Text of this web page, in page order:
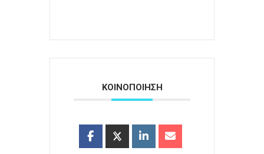
ΚΟΙΝΟΠΟΙΗΣΗ